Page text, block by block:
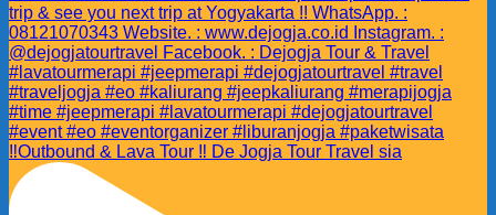
‼️Outbound & Lava Tour ‼️ De Jogja Tour Travel sia